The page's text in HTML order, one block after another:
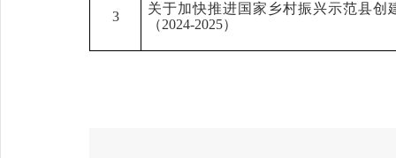
3
关于加快推进国家乡村振兴示范县创
（2024-2025）